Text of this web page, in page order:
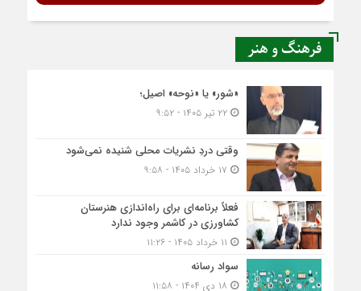
فرهنگ و هنر
«شور» یا «نوحه» اصیل؛
۲۲ تیر ۱۴۰۵ - ۹:۵۲
وقتی دردِ نشریات محلی شنیده نمی‌شود
فعلاً برنامه‌ای برای راه‌اندازی هنرستان
کشاورزی در کاشمر وجود ندارد
سواد رسانه